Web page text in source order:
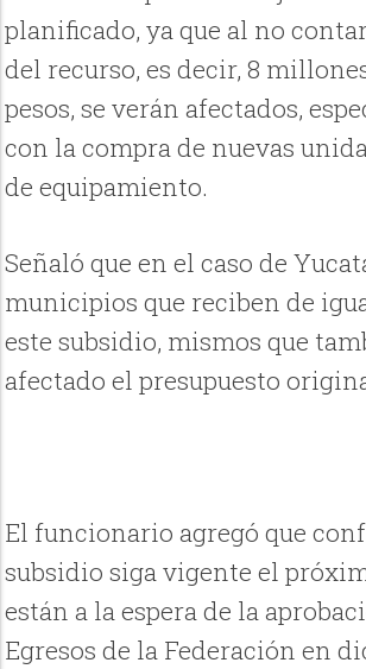
planificado, ya que al no
del recurso, es decir, 8
pesos, se verán afectados,
con la compra de nuevas
de equipamiento.
Señaló que en el caso de
municipios que reciben de
este subsidio, mismos que
afectado el presupuesto
El funcionario agregó que
subsidio siga vigente el
están a la espera de la
Egresos de la Federación en